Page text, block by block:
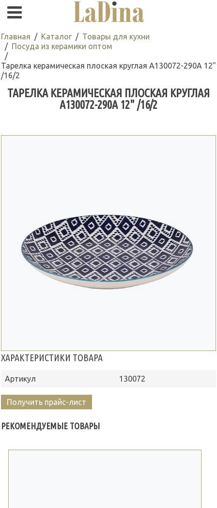
Главная Каталог
Товары для кухни
Посуда из керамики оптом
Тарелка керамическая плоская круглая A130072-290A 12"
/16/2
ТАРЕЛКА КЕРАМИЧЕСКАЯ ПЛОСКАЯ КРУГЛАЯ
A130072-290A 12" /16/2
ХАРАКТЕРИСТИКИ ТОВАРА
Артикул 130072
Получить прайс-лист
РЕКОМЕНДУЕМЫЕ ТОВАРЫ